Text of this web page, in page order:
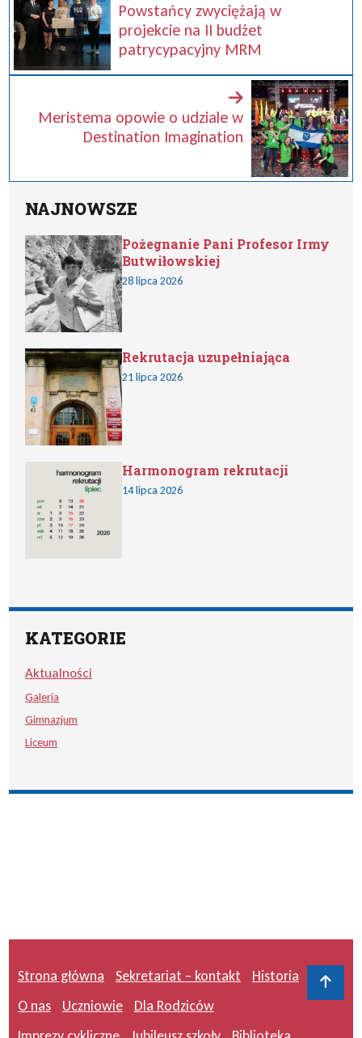
Powstańcy zwyciężają w
projekcie na II budżet
patrycypacyjny MRM
Meristema opowie o udziale w
Destination Imagination
NAJNOWSZE
Pożegnanie Pani Profesor Irmy
Butwiłowskiej
28 lipca 2026
Rekrutacja uzupełniająca
21 lipca 2026
Harmonogram rekrutacji
14 lipca 2026
KATEGORIE
Aktualności
Galeria
Gimnazjum
Liceum
Strona główna Sekretariat – kontakt
Historia
O nas
Uczniowie
Dla Rodziców
Do